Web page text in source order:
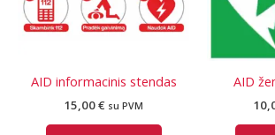
AID informacinis stendas
15,00€ su PVM
AID